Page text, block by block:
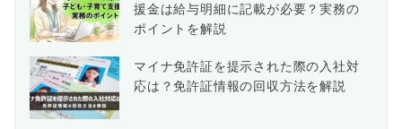
援金は給与明細に記載が必要？実務の
ポイントを解説
マイナ免許証を提示された際の入社対
応は？免許証情報の回収方法を解説